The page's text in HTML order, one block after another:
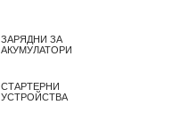
ЗАРЯДНИ ЗА
АКУМУЛАТОРИ
СТАРТЕРНИ
УСТРОЙСТВА